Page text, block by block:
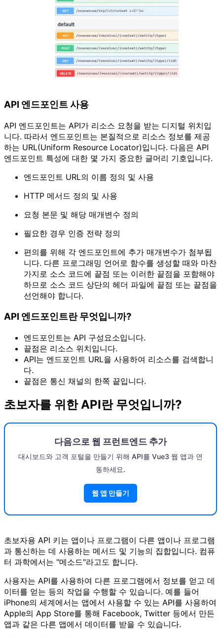
API 엔드포인트 사용
API 엔드포인트는 API가 리소스 요청을 받는 디지털 위치입
니다. 따라서 엔드포인트는 본질적으로 리소스 정보를 제공
하는 URL(Uniform Resource Locator)입니다. 다음은 API
엔드포인트 특성에 대한 몇 가지 중요한 글머리 기호입니다.
엔드포인트 URL의 이름 정의 및 사용
HTTP 메서드 정의 및 사용
요청 본문 및 해당 매개변수 정의
필요한 경우 인증 전략 정의
편의를 위해 각 엔드포인트에 추가 매개변수가 첨부됩
니다. 다른 프로그래밍 언어로 함수를 생성할 때와 마찬
가지로 소스 코드에 끝점 또는 이러한 끝점을 포함해야
하므로 소스 코드 상단의 헤더 파일에 끝점 또는 끝점을
선언해야 합니다.
API 엔드포인트란 무엇입니까?
엔드포인트는 API 구성요소입니다.
끝점은 리소스 위치입니다.
API는 엔드포인트 URL을 사용하여 리소스를 검색합니
다.
끝점은 통신 채널의 한쪽 끝입니다.
초보자를 위한 API란 무엇입니까?
다음으로 웹 프런트엔드 추가
대시보드와 고객 포털을 만들기 위해 API를 Vue3 웹 앱과 연
동하세요.
웹 앱 만들기
초보자용 API 키는 앱이나 프로그램이 다른 앱이나 프로그램
과 통신하는 데 사용하는 메서드 및 기능의 집합입니다. 컴퓨
터 과학에서는 "메소드"라고도 합니다.
사용자는 API를 사용하여 다른 프로그램에서 정보를 얻고 데
이터를 얻는 등의 작업을 수행할 수 있습니다. 예를 들어
iPhone의 세계에서는 앱에서 사용할 수 있는 API를 사용하여
Apple의 App Store를 통해 Facebook, Twitter 등에서 만든
앱과 같은 다른 앱에서 데이터를 받을 수 있습니다.